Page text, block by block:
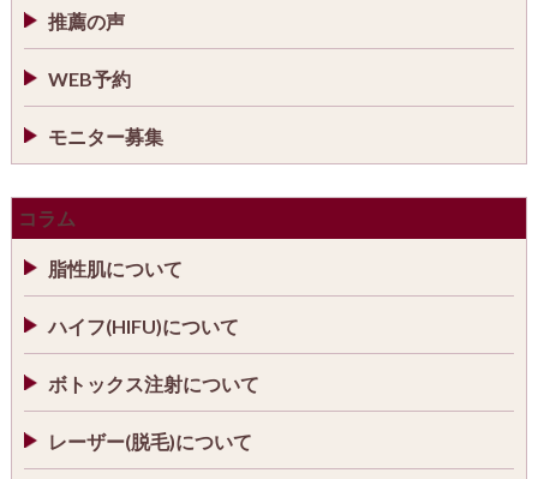
推薦の声
WEB予約
モニター募集
コラム
脂性肌について
ハイフ(HIFU)について
ボトックス注射について
レーザー(脱毛)について